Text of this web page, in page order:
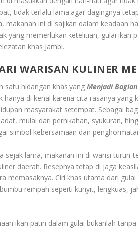
tidak terlalu lama agar dagingnya
makanan ini di sajikan dalam keadaan
yang memerlukan ketelitian, gulai ikan
khas Jambi.
WARISAN KULINER
satu hidangan khas yangMenjadi
hanya di kenal karena cita rasanya
masyarakat setempat. Sebagai
mulai dari pernikahan, syukuran,
simbol kebersamaan dan
sejak lama, makanan ini di warisi
daerah. Resepnya tetap di jaga
memasaknya. Ciri khas utama dari
rempah seperti kunyit, lengkuas,
ikan patin dalam gulai bukanlah